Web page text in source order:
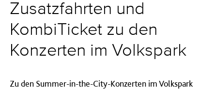
Zusatzfahrten und
KombiTicket zu den
Konzerten im Volkspark
Zu den Summer-in-the-City-Konzerten im Volkspark